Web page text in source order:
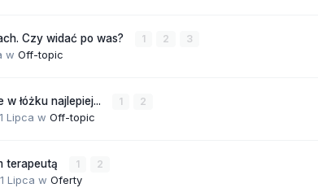
Czy widać po was? 1 2 3
w Off-topic
łóżku najlepiej... 1 2
Lipca w Off-topic
terapeutą 1 2
Lipca w Oferty